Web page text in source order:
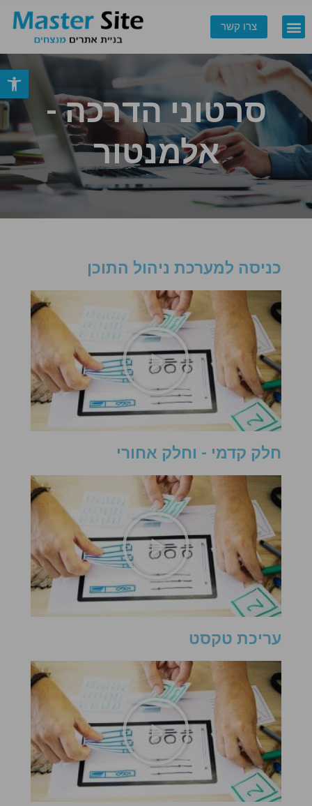
פתח
צרו קשר
צרו קשר
סרטוני הדרכה -
אלמנטור
כניסה למערכת ניהול התוכן
חלק קדמי - וחלק אחורי
עריכת טקסט